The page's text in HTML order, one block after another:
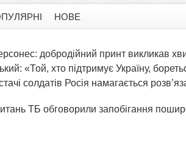
НОВЕ
добродійний принт викликав
«Той, хто підтримує Україну,
солдатів Росія намагається
ТБ обговорили запобігання